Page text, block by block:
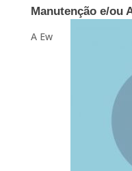
Manutenção e/ou
A Ew